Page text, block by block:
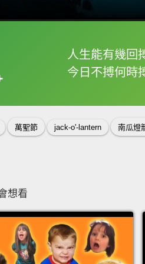
人生能有幾回
今日不搏何時
框選或點
萬聖節 jack-o'-lantern 南瓜燈
想看